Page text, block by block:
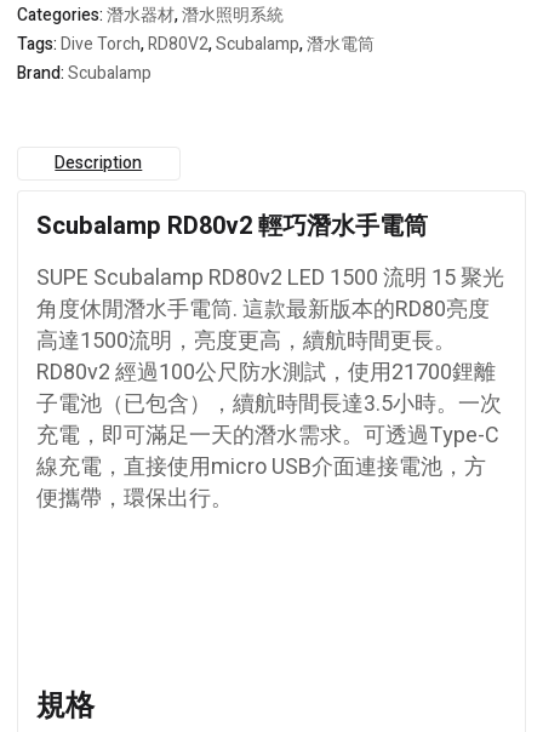
Categories:潛水器材,潛水照明系統
Tags:Dive Torch,RD80V2,Scubalamp,潛水電筒
Brand:Scubalamp
Description
Scubalamp RD80v2 輕巧潛水手電筒
SUPE Scubalamp RD80v2 LED 1500 流明 15 聚光
角度休閒潛水手電筒.這款最新版本的RD80亮度
高達1500流明，亮度更高，續航時間更長。
RD80v2經過100公尺防水測試，使用21700鋰離
子電池（已包含），續航時間長達3.5小時。一次
充電，即可滿足一天的潛水需求。 可透過Type-C
線充電，直接使用micro USB介面連接電池，方
便攜帶，環保出行。
規格